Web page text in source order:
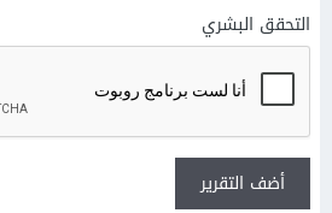
التحقق البشري
أضف التقرير